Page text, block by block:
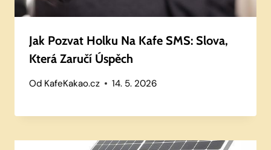
Jak Pozvat Holku Na Kafe SMS: Slova,
Která Zaručí Úspěch
Od KafeKakao.cz 14. 5. 2026